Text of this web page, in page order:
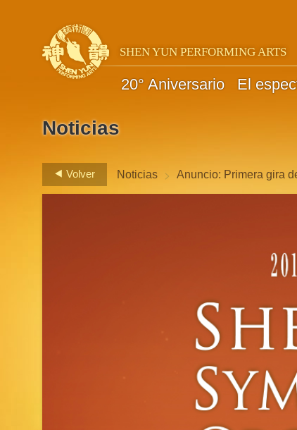
SHEN YUN PERFORMING ARTS
20° Aniversario El
Noticias
Volver Noticias > Anuncio: Primera gira